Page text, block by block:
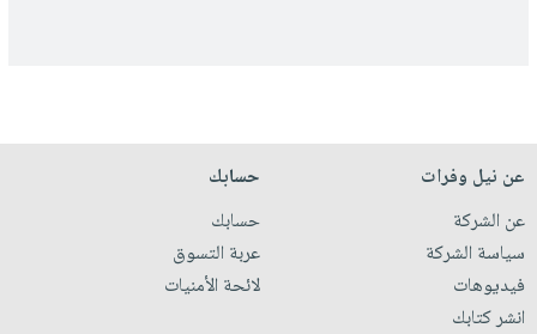
عن نيل وفرات
عن الشركة
سياسة الشركة
فيديوهات
انشر كتابك
حسابك
حسابك
عربة التسوق
لائحة الأمنيات